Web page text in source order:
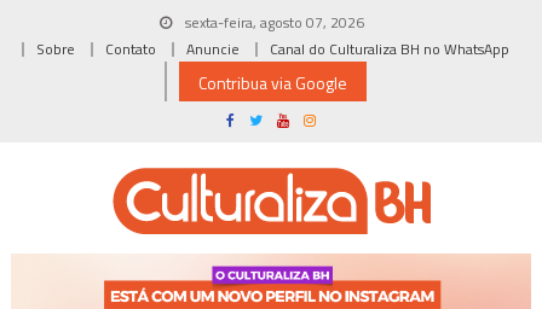
sexta-feira, agosto 07, 2026
Sobre
Contato Anuncie Canal do Culturaliza BH no WhatsApp
Contribua via Google